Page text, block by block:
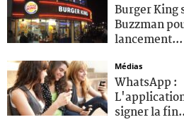
Burger King
Buzzman
lancement...
Médias
WhatsApp :
signer la